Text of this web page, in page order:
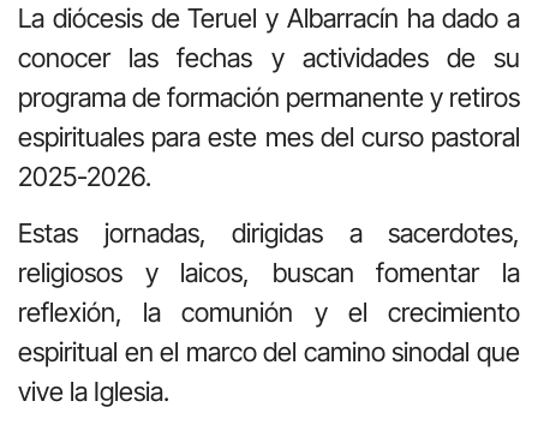
La diócesis de Teruel y Albarracín ha dado a
conocer las fechas y actividades de su
programa de formación permanente y retiros
espirituales para este mes del curso pastoral
2025-2026.
Estas jornadas, dirigidas a sacerdotes,
religiosos y laicos, buscan fomentar la
reflexión, la comunión y el crecimiento
espiritual en el marco del camino sinodal que
vive la Iglesia.